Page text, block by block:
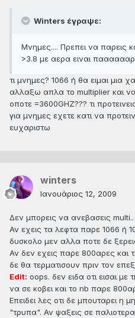
Winters έγραψε:
Μνημες.... Πρεπει να παρεις
>3.8 με αερα ειναι
τι μνημες? 1066 ή θα ειμαι
αλλαξω απλα το multiplier και
οποτε =3600GHZ??? τι
για μνημες εχετε κατι να
ευχαριστω
winters
Ιανουάριος 12, 2009
Δεν μπορεις να ανεβασεις
Αν εχεις τα λεφτα παρε 1066 ή
δυσκολο μεν αλλα ποτε δε
Αν δεν εχεις παρε 800αρες και
δε θα τερματισουν πριν τον
Edit: oops. δεν ειδα οτι εισαι
να σε κοβει και το nb παρε
Επειδει λες οτι δε μπουταρει η
"τρυπα". Αν ψαξεις σε